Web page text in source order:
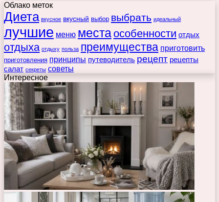
Облако меток
Диета вкусное вкусный выбор выбрать идеальный
лучшие меню места особенности отдых
отдыха отдыху польза преимущества приготовить
приготовления принципы путеводитель рецепт рецепты
салат секреты советы
Интересное